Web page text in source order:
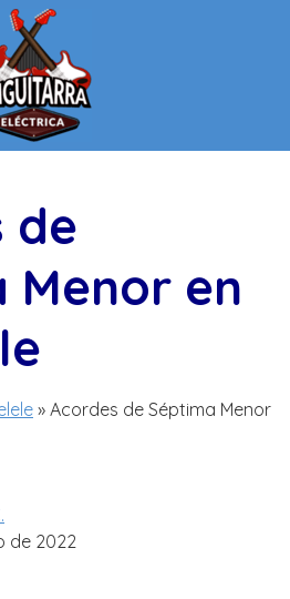
de
Menor en
» Acordes de Séptima Menor
de 2022